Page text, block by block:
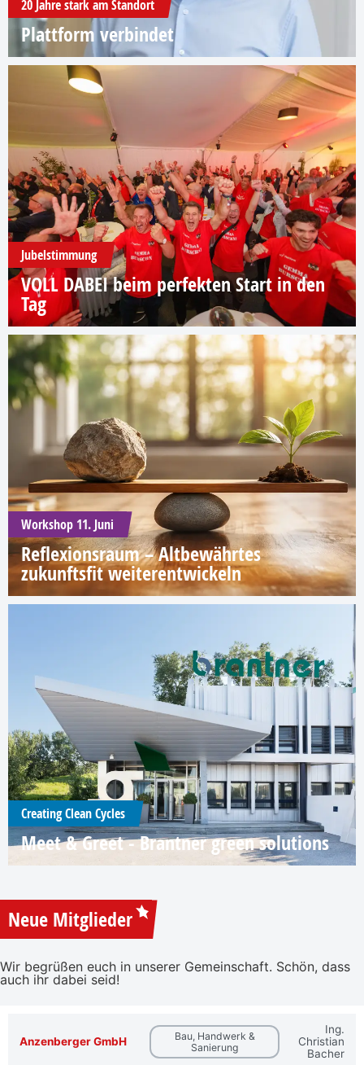
20 Jahre stark am Standort
Plattform verbindet
Jubelstimmung
VOLL DABEI beim perfekten Start in den
Tag
Workshop 11. Juni
Reflexionsraum – Altbewährtes
zukunftsfit weiterentwickeln
Creating Clean Cycles
Meet & Greet - Brantner green solutions
Neue Mitglieder
Wir begrüßen euch in unserer Gemeinschaft. Schön, dass
auch ihr dabei seid!
Anzenberger GmbH
Bau, Handwerk &
Sanierung
Ing.
Christian
Bacher